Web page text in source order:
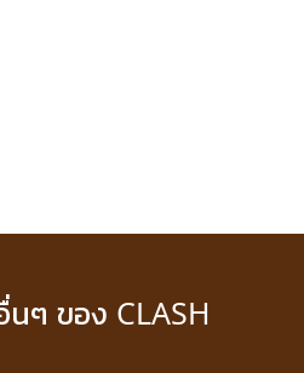
ๆ ของ CLASH